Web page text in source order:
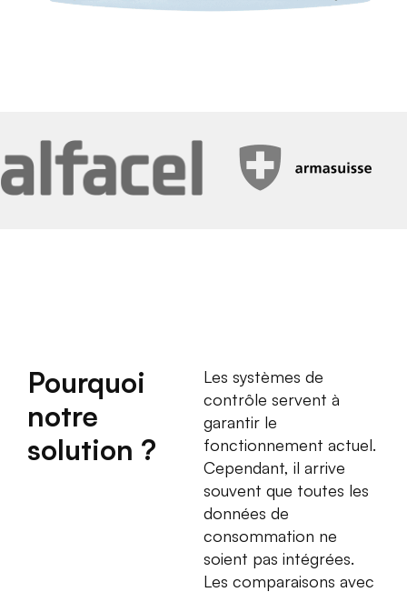
Pourquoi
notre
solution ?
Les systèmes de
contrôle servent à
garantir le
fonctionnement actuel.
Cependant, il arrive
souvent que toutes les
données de
consommation ne
soient pas intégrées.
Les comparaisons avec